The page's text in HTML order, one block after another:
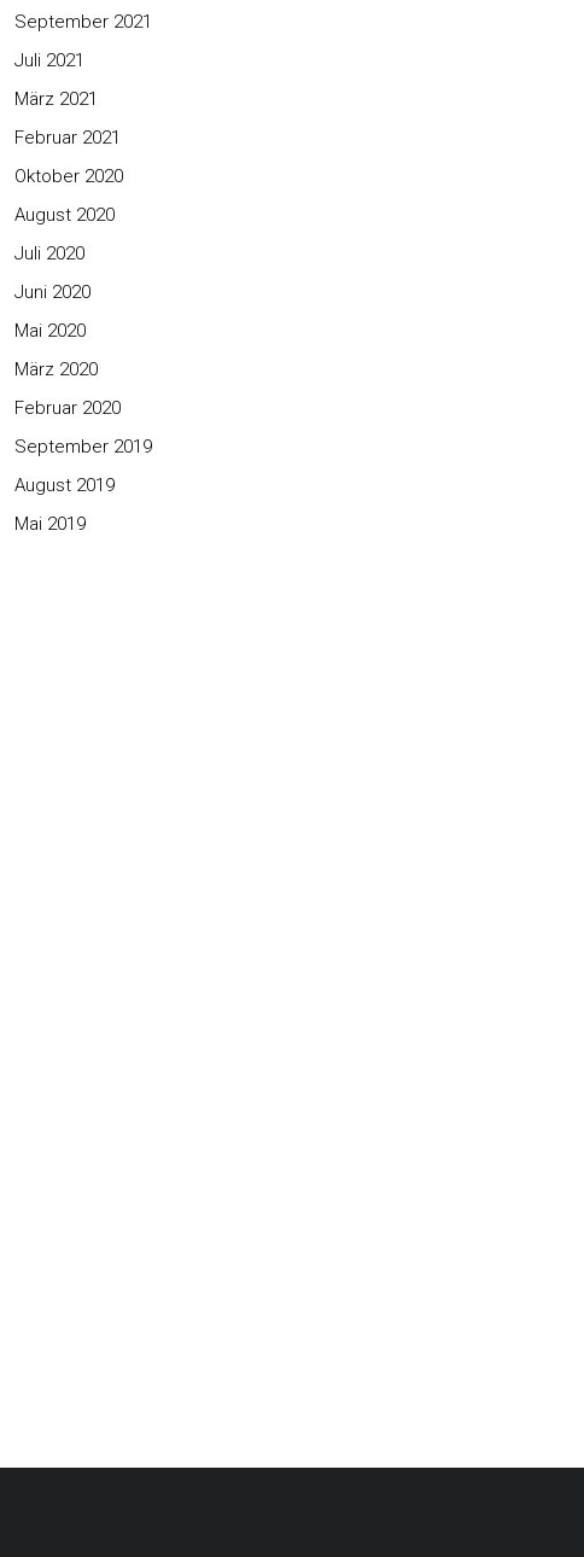
September 2021
Juli 2021
März 2021
Februar 2021
Oktober 2020
August 2020
Juli 2020
Juni 2020
Mai 2020
März 2020
Februar 2020
September 2019
August 2019
Mai 2019